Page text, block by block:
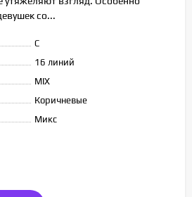
со...
C
16 линий
MIX
Коричневые
Микс